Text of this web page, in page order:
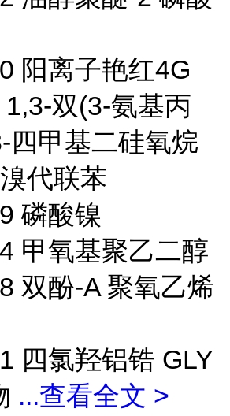
阳离子艳红4G
双(3-氨基丙
四甲基二硅氧烷
代联苯
磷酸镍
甲氧基聚乙二醇
双酚-A 聚氧乙烯
四氯羟铝锆 GLY
...查看全文 >